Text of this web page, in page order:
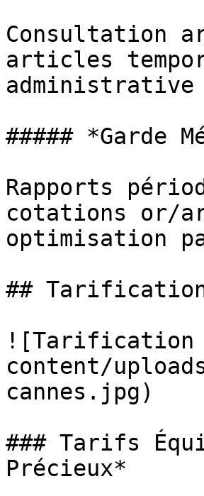
Consultation
articles
##### *Garde
Rapports
cotations or/
optimisation
## Tarification
![Tarification
content/
cannes.jpg)
### Tarifs
Précieux*